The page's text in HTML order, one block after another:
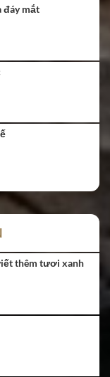
đáy mắt
thêm tươi xanh